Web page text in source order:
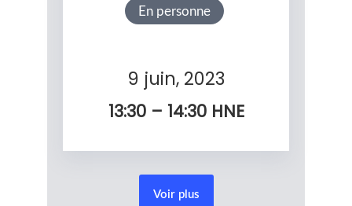
En personne
9 juin, 2023
13:30 – 14:30 HNE
Voir plus